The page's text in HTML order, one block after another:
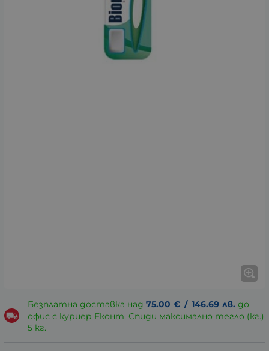
Безплатна доставка над 75.00 € / 146.69 лв. до
офис с куриер Еконт, Спиди максимално тегло (кг.)
5 кг.